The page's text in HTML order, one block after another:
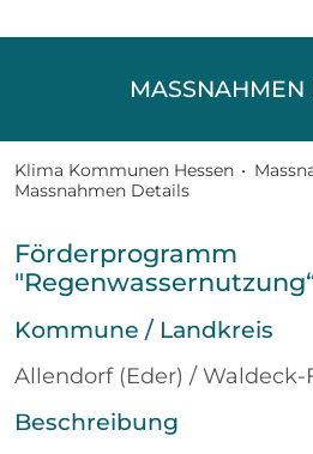
MASSNAHMEN
Klima Kommunen Hessen •
Massnahmen Details
Förderprogramm
Kommune / Landkreis
Allendorf (Eder) /
Beschreibung